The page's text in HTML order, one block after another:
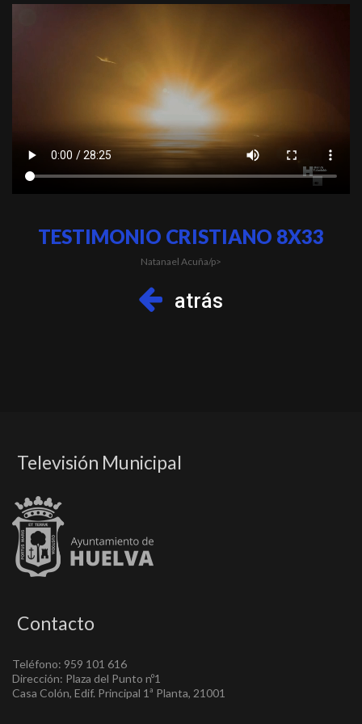
TESTIMONIO CRISTIANO 8X33
Natanael Acuña/p>
atrás
Televisión Municipal
Contacto
Teléfono: 959 101 616
Dirección: Plaza del Punto nº1
Casa Colón, Edif. Principal 1ª Planta, 21001